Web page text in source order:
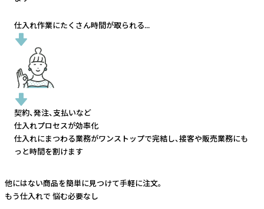
仕入れ作業にたくさん時間が取られる...
契約、発注、支払いなど
仕入れプロセスが効率化
仕入れにまつわる業務がワンストップで完結し、接客や販売業務にも
っと時間を割けます
他にはない商品を簡単に見つけて手軽に注文。
もう仕入れで 悩む必要なし